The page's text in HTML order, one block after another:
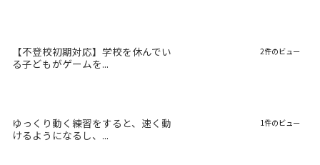
【不登校初期対応】学校を休んでい
る子どもがゲームを...
2件のビュー
ゆっくり動く練習をすると、速く動
けるようになるし、...
1件のビュー